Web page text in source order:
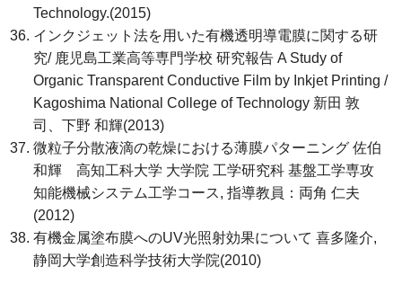
Technology.(2015)
インクジェット法を用いた有機透明導電膜に関する研
究/ 鹿児島工業高等専門学校 研究報告 A Study of
Organic Transparent Conductive Film by Inkjet Printing /
Kagoshima National College of Technology 新田 敦
司、下野 和輝(2013)
微粒子分散液滴の乾燥における薄膜パターニング 佐伯
和輝 高知工科大学 大学院 工学研究科 基盤工学専攻
知能機械システム工学コース, 指導教員：両角 仁夫
(2012)
有機金属塗布膜へのUV光照射効果について 喜多隆介,
静岡大学創造科学技術大学院(2010)